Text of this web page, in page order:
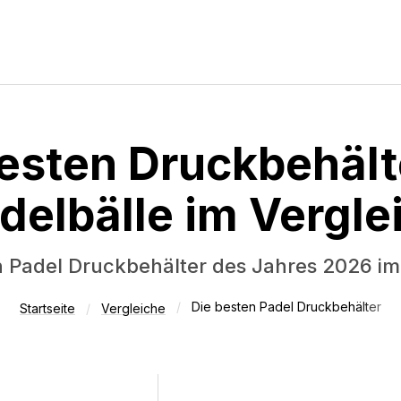
Padelschläger für
Euro
Padelschläger unter 100
im
Padel Druckbehälter des Jahres 2026
Startseite Vergleiche Die besten Padel Druckbehälter